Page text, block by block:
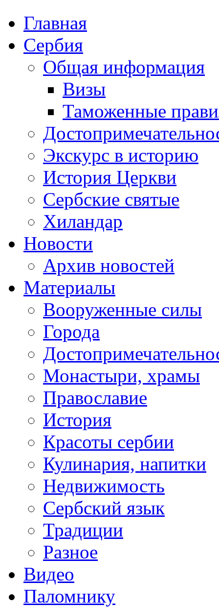
Главная
Сербия
Общая информация
Визы
Таможенные
Экскурс в историю
История Церкви
Сербские святые
Хиландар
Новости
Архив новостей
Материалы
Вооруженные силы
Города
Монастыри, храмы
Православие
История
Красоты сербии
Кулинария, напитки
Недвижимость
Сербский язык
Традиции
Разное
Видео
Паломнику